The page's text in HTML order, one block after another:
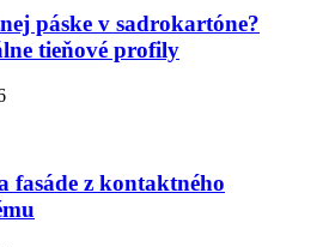
páske v sadrokartóne?
tieňové profily
fasáde z kontaktného